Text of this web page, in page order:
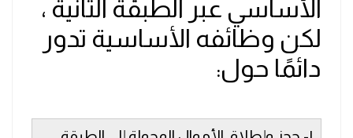
الأساسي عبر الطبقة الثانية ،
لكن وظائفه الأساسية تدور
دائمًا حول: